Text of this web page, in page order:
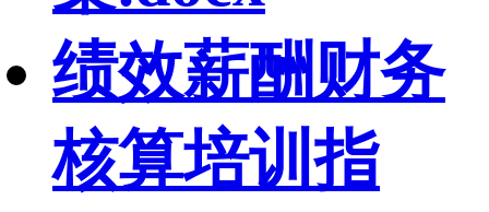
绩效薪酬财务
核算培训指